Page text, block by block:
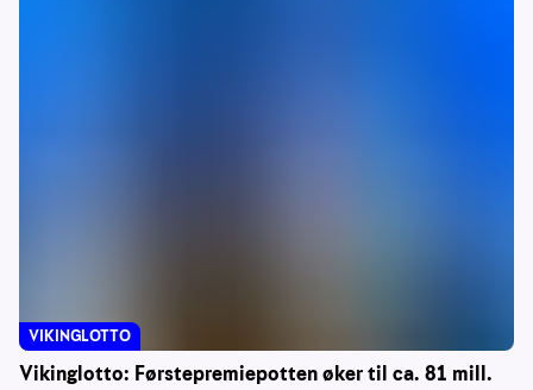
Vikinglotto: Førstepremiepotten øker til ca. 81 mill.
VIKINGLOTTO